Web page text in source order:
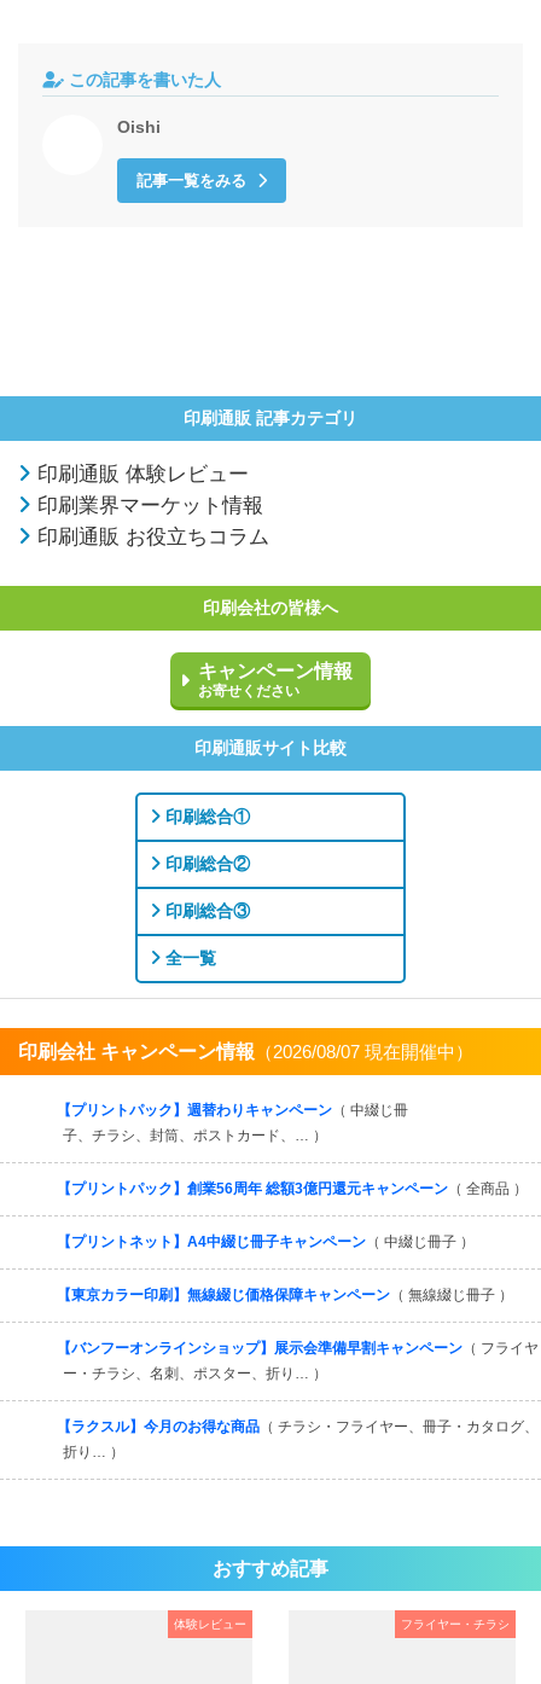
この記事を書いた人
Oishi
記事一覧をみる
印刷通販 記事カテゴリ
印刷通販 体験レビュー
印刷業界マーケット情報
印刷通販 お役立ちコラム
印刷会社の皆様へ
キャンペーン情報
お寄せください
印刷通販サイト比較
印刷総合①
印刷総合②
印刷総合③
全一覧
印刷会社 キャンペーン情報 （2026/08/07 現在開催中）
【プリントパック】週替わりキャンペーン （ 中綴じ冊
子、チラシ、封筒、ポストカード、… ）
【プリントパック】創業56周年 総額3億円還元キャンペーン （ 全商品 ）
【プリントネット】A4中綴じ冊子キャンペーン （ 中綴じ冊子 ）
【東京カラー印刷】無線綴じ価格保障キャンペーン （ 無線綴じ冊子 ）
【バンフーオンラインショップ】展示会準備早割キャンペーン （ フライヤ
ー・チラシ、名刺、ポスター、折り… ）
【ラクスル】今月のお得な商品 （ チラシ・フライヤー、冊子・カタログ、
折り… ）
おすすめ記事
体験レビュー フライヤー・チラシ